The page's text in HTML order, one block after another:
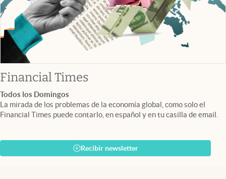
Financial Timesabre en nueva pestaña
Todos los Domingos
La mirada de los problemas de la economía global, como solo el
Financial Times puede contarlo, en español y en tu casilla de email.
Recibir newsletter